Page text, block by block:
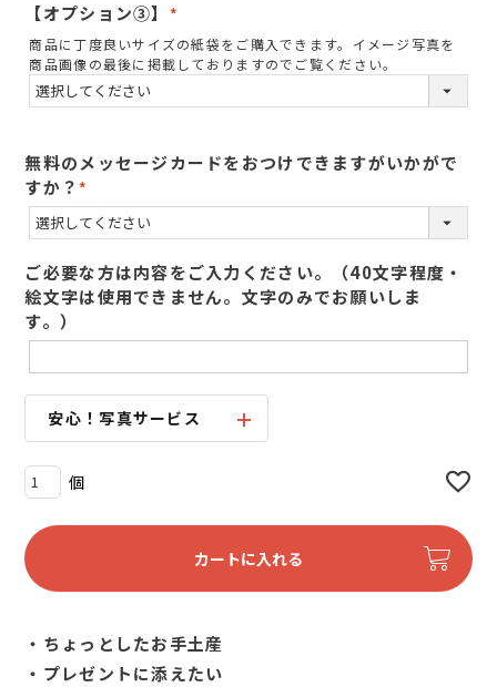
【オプション③】
(
必
)
商品に丁度良いサイズの紙袋をご購入できます。イメージ写真を
商品画像の最後に掲載しておりますのでご覧ください。
無料のメッセージカードをおつけできますがいかがで
すか？
(
必
)
ご必要な方は内容をご入力ください。（40文字程度・
絵文字は使用できません。文字のみでお願いしま
す。）
安心！写真サービス
カートに入れる
・ちょっとしたお手土産
・プレゼントに添えたい